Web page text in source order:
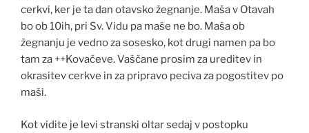
cerkvi, ker je ta dan otavsko žegnanje. Maša v Otavah
bo ob 10ih, pri Sv. Vidu pa maše ne bo. Maša ob
žegnanju je vedno za sosesko, kot drugi namen pa bo
tam za ++Kovačeve. Vaščane prosim za ureditev in
okrasitev cerkve in za pripravo peciva za pogostitev po
maši.
Kot vidite je levi stranski oltar sedaj v postopku